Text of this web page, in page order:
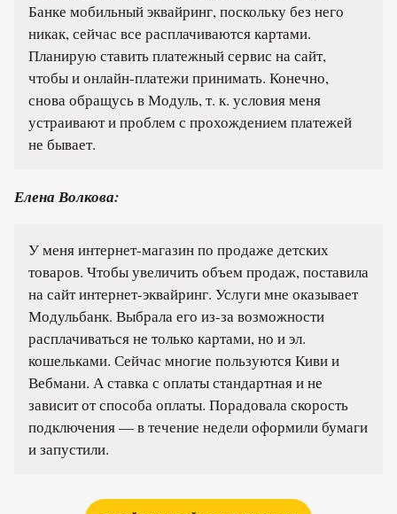
Банке мобильный эквайринг, поскольку без него
никак, сейчас все расплачиваются картами.
Планирую ставить платежный сервис на сайт,
чтобы и онлайн-платежи принимать. Конечно,
снова обращусь в Модуль, т. к. условия меня
устраивают и проблем с прохождением платежей
не бывает.
Елена Волкова:
У меня интернет-магазин по продаже детских
товаров. Чтобы увеличить объем продаж, поставила
на сайт интернет-эквайринг. Услуги мне оказывает
Модульбанк. Выбрала его из-за возможности
расплачиваться не только картами, но и эл.
кошельками. Сейчас многие пользуются Киви и
Вебмани. А ставка с оплаты стандартная и не
зависит от способа оплаты. Порадовала скорость
подключения — в течение недели оформили бумаги
и запустили.